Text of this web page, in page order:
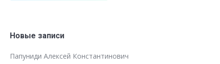
Новые записи
Папуниди Алексей Константинович